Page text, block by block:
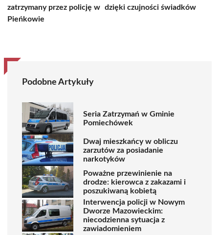
zatrzymany przez policję w
Pieńkowie
dzięki czujności świadków
Podobne Artykuły
Seria Zatrzymań w Gminie
Pomiechówek
Dwaj mieszkańcy w obliczu
zarzutów za posiadanie
narkotyków
Poważne przewinienie na
drodze: kierowca z zakazami i
poszukiwaną kobietą
Interwencja policji w Nowym
Dworze Mazowieckim:
niecodzienna sytuacja z
zawiadomieniem